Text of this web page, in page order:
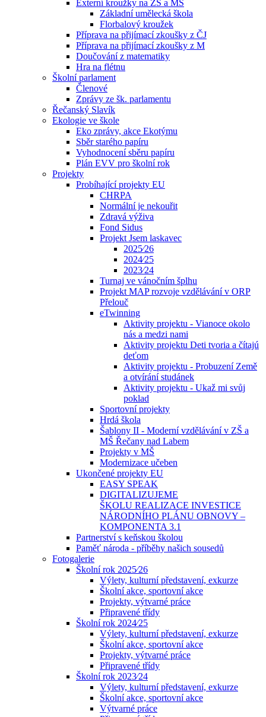
Externí kroužky na ZŠ a MŠ
Základní umělecká škola
Florbalový kroužek
Příprava na přijímací zkoušky z ČJ
Příprava na přijímací zkoušky z M
Doučování z matematiky
Hra na flétnu
Školní parlament
Členové
Zprávy ze šk. parlamentu
Řečanský Slavík
Ekologie ve škole
Eko zprávy, akce Ekotýmu
Sběr starého papíru
Vyhodnocení sběru papíru
Plán EVV pro školní rok
Projekty
Probíhající projekty EU
CHRPA
Normální je nekouřit
Zdravá výživa
Fond Sidus
Projekt Jsem laskavec
2025⁄26
2024⁄25
2023⁄24
Turnaj ve vánočním šplhu
Projekt MAP rozvoje vzdělávání v ORP
Přelouč
eTwinning
Aktivity projektu - Vianoce okolo
nás a medzi nami
Aktivity projektu Deti tvoria a čítajú
deťom
Aktivity projektu - Probuzení Země
a otvírání studánek
Aktivity projektu - Ukaž mi svůj
poklad
Sportovní projekty
Hrdá škola
Šablony II - Moderní vzdělávání v ZŠ a
MŠ Řečany nad Labem
Projekty v MŠ
Modernizace učeben
Ukončené projekty EU
EASY SPEAK
DIGITALIZUJEME
ŠKOLU REALIZACE INVESTICE
NÁRODNÍHO PLÁNU OBNOVY –
KOMPONENTA 3.1
Partnerství s keňskou školou
Paměť národa - příběhy našich sousedů
Fotogalerie
Školní rok 2025⁄26
Výlety, kulturní představení, exkurze
Školní akce, sportovní akce
Projekty, výtvarné práce
Připravené třídy
Školní rok 2024⁄25
Výlety, kulturní představení, exkurze
Školní akce, sportovní akce
Projekty, výtvarné práce
Připravené třídy
Školní rok 2023⁄24
Výlety, kulturní představení, exkurze
Školní akce, sportovní akce
Výtvarné práce